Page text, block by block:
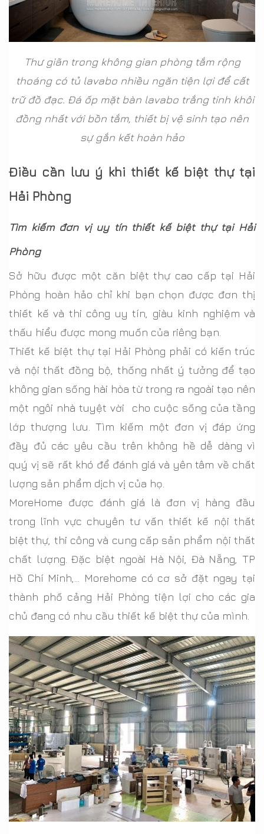
Thư giãn trong không gian phòng tắm rộng
thoáng có tủ lavabo nhiều ngăn tiện lợi để cất
trữ đồ đạc. Đá ốp mặt bàn lavabo trắng tinh khôi
đồng nhất với bồn tắm, thiết bị vệ sinh tạo nên
sự gắn kết hoàn hảo
Điều cần lưu ý khi thiết kế biệt thự tại
Hải Phòng
Tìm kiếm đơn vị uy tín thiết kế biệt thự tại Hải
Phòng
Sở hữu được một căn biệt thự cao cấp tại Hải
Phòng hoàn hảo chỉ khi bạn chọn được đơn thị
thiết kế và thi công uy tín, giàu kinh nghiệm và
thấu hiểu được mong muốn của riêng bạn.
Thiết kế biệt thự tại Hải Phòng phải có kiến trúc
và nội thất đồng bộ, thống nhất ý tưởng để tạo
không gian sống hài hòa từ trong ra ngoài tạo nên
một ngôi nhà tuyệt vời cho cuộc sống của tầng
lớp thượng lưu. Tìm kiếm một đơn vị đáp ứng
đầy đủ các yêu cầu trên không hề dễ dàng vì
quý vị sẽ rất khó để đánh giá và yên tâm về chất
lượng sản phẩm dịch vị của họ.
MoreHome được đánh giá là đơn vị hàng đầu
trong lĩnh vực chuyên tư vấn thiết kế nội thất
biệt thự, thi công và cung cấp sản phẩm nội thất
chất lượng. Đặc biệt ngoài Hà Nội, Đà Nẵng, TP
Hồ Chí Minh,… Morehome có cơ sở đặt ngay tại
thành phố cảng Hải Phòng tiện lợi cho các gia
chủ đang có nhu cầu thiết kế biệt thự của mình.